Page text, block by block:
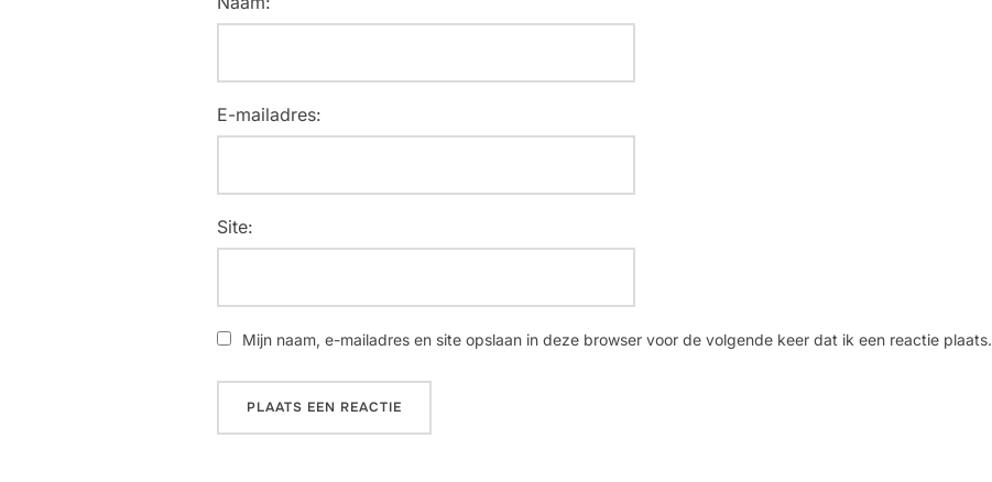
E-mailadres:
Site:
Mijn naam, e-mailadres en site opslaan in deze browser voor de volgende keer dat ik een reactie plaats.